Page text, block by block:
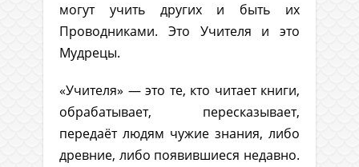
могут учить других и быть их
Проводниками. Это Учителя и это
Мудрецы.
«Учителя» — это те, кто читает книги,
обрабатывает, пересказывает,
передаёт людям чужие знания, либо
древние, либо появившиеся недавно.